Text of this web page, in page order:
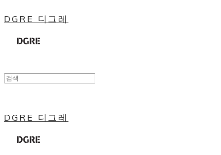
DGRE 디그레
DGRE 디그레